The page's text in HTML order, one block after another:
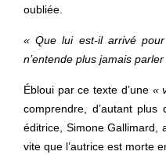
oubliée.
« Que lui est-il arrivé
n’entende plus jamais parler
Ébloui par ce texte d’une «
comprendre, d’autant
éditrice, Simone Gallimard,
vite que l’autrice est morte